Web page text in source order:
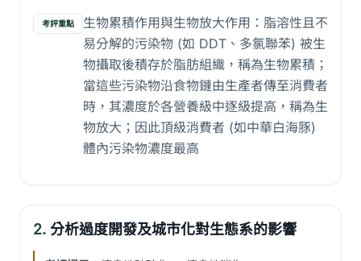
考評重點
生物累積作用與生物放大作用：脂溶性且不
易分解的污染物 (如 DDT、多氯聯苯) 被生
物攝取後積存於脂肪組織，稱為生物累積；
當這些污染物沿食物鏈由生產者傳至消費者
時，其濃度於各營養級中逐級提高，稱為生
物放大；因此頂級消費者 (如中華白海豚)
體內污染物濃度最高
2. 分析過度開發及城市化對生態系的影響